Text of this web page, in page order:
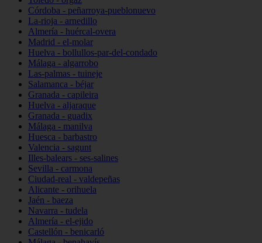
Córdoba - peñarroya-pueblonuevo
La-rioja - arnedillo
Almería - huércal-overa
Madrid - el-molar
Huelva - bollullos-par-del-condado
Málaga - algarrobo
Las-palmas - tuineje
Salamanca - béjar
Granada - capileira
Huelva - aljaraque
Granada - guadix
Málaga - manilva
Huesca - barbastro
Valencia - sagunt
Illes-balears - ses-salines
Sevilla - carmona
Ciudad-real - valdepeñas
Alicante - orihuela
Jaén - baeza
Navarra - tudela
Almería - el-ejido
Castellón - benicarló